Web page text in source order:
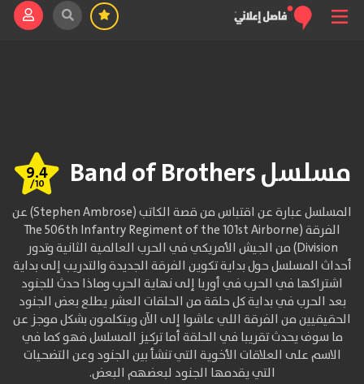
مسلسل Band of Brothers 9.4
/10
المسلسل عبارة عن اقتباس من قصة الكاتب (Stephen Ambrose) عن
الفرقة (The 506th Infantry Regiment of the 101st Airborne
Division) من الجيش الأمريكي في الحرب العالمية الثانية وتدور
أحداث المسلسل حول بداية تكوين الفرقة الجديدة والتدريب إلى بداية
اشتراكها في الحرب في أوربا إلى نهاية الحرب وماذا حدث للجنود
بعد الحرب في بداية كل حلقة من الحلقات العشر يطلع بعض الجنود
الحقيقيين من الفرقة اللي عاشوا إلى الآن ويتكلمون بشكل موجز عن
ما سوف يحدث تقريبا في الحلقة أما تركيز المسلسل فهو كما في
الاسم على العلاقات الأخوية التي تنشأ بين الجنود وعن التضحيات
التي يقدمها الجنود لبعضهم البعض.